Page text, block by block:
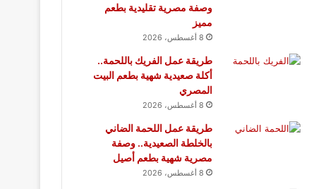
وصفة مصرية تقليدية بطعم
مميز
8 أغسطس، 2026
طريقة عمل الفريك باللحمة..
أكلة صعيدية شهية بطعم البيت
المصري
8 أغسطس، 2026
طريقة عمل اللحمة الضاني
بالخلطة الصعيدية.. وصفة
مصرية شهية بطعم أصيل
8 أغسطس، 2026